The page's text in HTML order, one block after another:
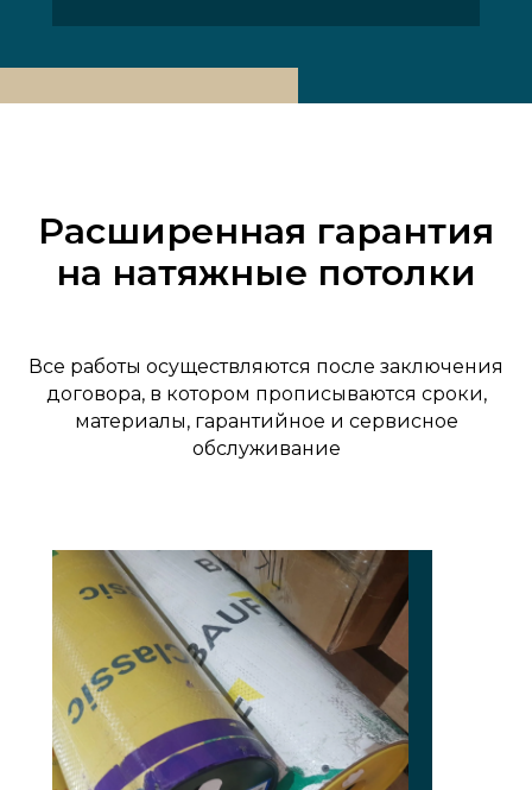
Расширенная гарантия
на натяжные потолки
Все работы осуществляются после заключения
договора, в котором прописываются сроки,
материалы, гарантийное и сервисное
обслуживание